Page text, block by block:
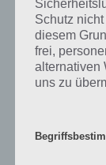
Auf
Tweet auf
Schutz
diesem
frei,
alternativen
uns zu